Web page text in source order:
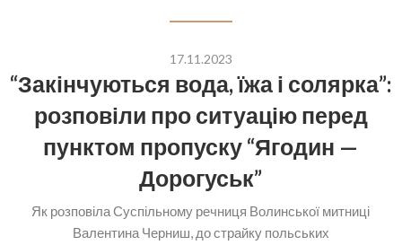
17.11.2023
“Закінчуються вода, їжа і солярка”:
розповіли про ситуацію перед
пунктом пропуску “Ягодин —
Дорогуськ”
Як розповіла Суспільному речниця Волинської митниці
Валентина Черниш, до страйку польських